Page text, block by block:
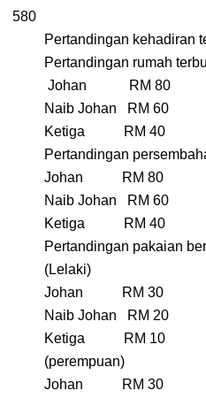
580
Pertandingan kehadiran
Pertandingan rumah
Johan RM 80
Naib Johan RM 60
Ketiga RM
Pertandingan
Johan RM 80
Naib Johan RM 60
Ketiga RM
Pertandingan pakaian
(Lelaki)
Johan RM 30
Naib Johan RM 20
Ketiga RM
(perempuan)
Johan RM 30